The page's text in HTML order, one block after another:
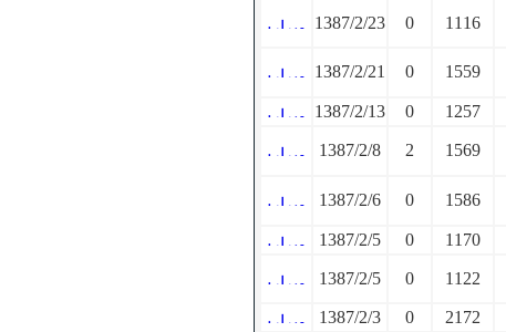
1116
0
1387/2/23
1559
0
1387/2/21
1257
0
1387/2/13
1569
2
1387/2/8
1586
0
1387/2/6
1170
0
1387/2/5
1122
0
1387/2/5
2172
0
1387/2/3